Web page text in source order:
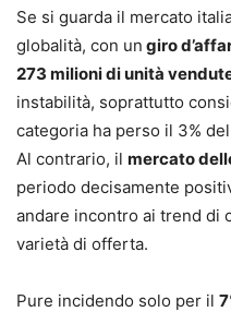
Se si guarda il mercato
globalità, con un giro
273 milioni di unità
instabilità, soprattutto
categoria ha perso il 3%
Al contrario, il mercato
periodo decisamente
andare incontro ai trend di
varietà di offerta.
Pure incidendo solo per il